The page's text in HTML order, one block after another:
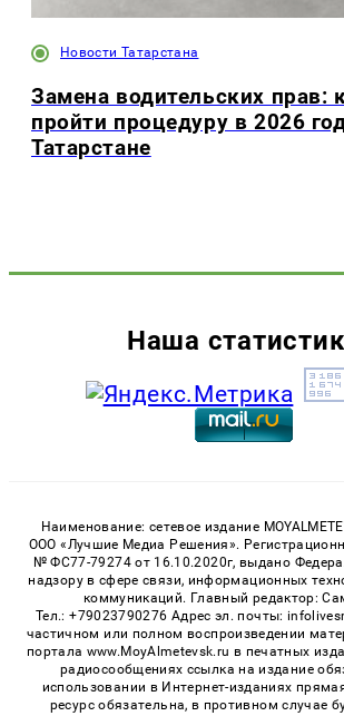
Новости Татарстана
Замена водительских прав:
пройти процедуру в 2026
Татарстане
Наша
Наименование: сетевое издание
ООО «Лучшие Медиа Решения».
№ ФС77-79274 от 16.10.2020г, выдано
надзору в сфере связи, информационных
коммуникаций. Главный редактор:
Тел.: +79023790276 Адрес эл. почты:
частичном или полном воспроизведении
портала www.MoyAlmetevsk.ru в печатных
радиосообщениях ссылка на издание
использовании в Интернет-изданиях
ресурс обязательна, в противном случае